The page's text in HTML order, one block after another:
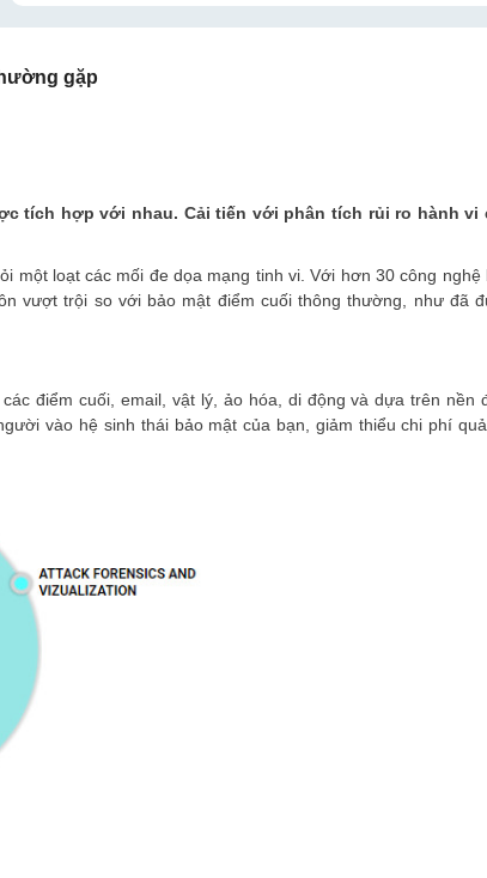
gặp
tích hợp với nhau. Cải tiến với phân tích rủi ro hành vi
một loạt các mối đe dọa mạng tinh vi. Với hơn 30 công nghệ
vượt trội so với bảo mật điểm cuối thông thường, như đã
điểm cuối, email, vật lý, ảo hóa, di động và dựa trên nền
vào hệ sinh thái bảo mật của bạn, giảm thiểu chi phí